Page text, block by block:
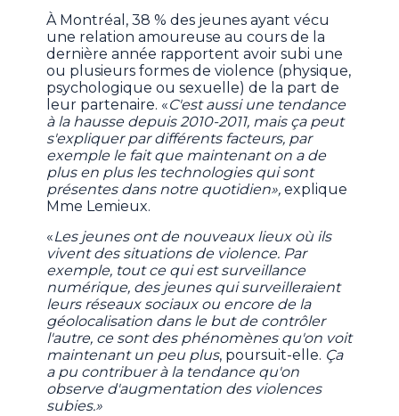
À Montréal, 38 % des jeunes ayant vécu
une relation amoureuse au cours de la
dernière année rapportent avoir subi une
ou plusieurs formes de violence (physique,
psychologique ou sexuelle) de la part de
leur partenaire. «C'est aussi une tendance
à la hausse depuis 2010-2011, mais ça peut
s'expliquer par différents facteurs, par
exemple le fait que maintenant on a de
plus en plus les technologies qui sont
présentes dans notre quotidien», explique
Mme Lemieux.
«Les jeunes ont de nouveaux lieux où ils
vivent des situations de violence. Par
exemple, tout ce qui est surveillance
numérique, des jeunes qui surveilleraient
leurs réseaux sociaux ou encore de la
géolocalisation dans le but de contrôler
l'autre, ce sont des phénomènes qu'on voit
maintenant un peu plus, poursuit-elle. Ça
a pu contribuer à la tendance qu'on
observe d'augmentation des violences
subies.»